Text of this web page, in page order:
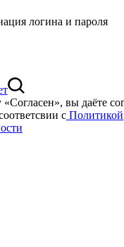
логина и пароля
вы даёте
с Политикой